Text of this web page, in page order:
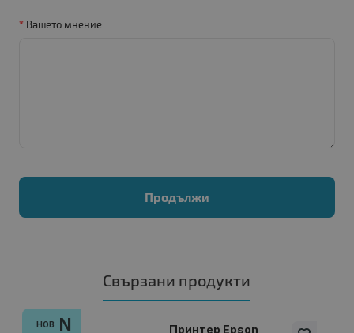
Вашето мнение
Продължи
Свързани продукти
НОВ N Принтер Epson